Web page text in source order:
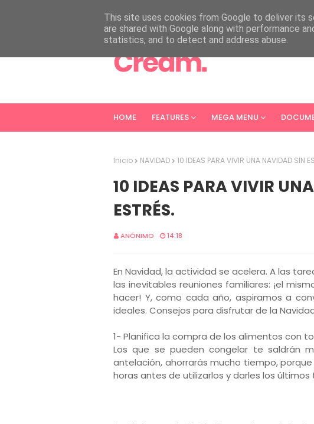
HOME FEATURES MEGA MENU
Inicio NAVIDAD 10 IDEAS PARA VIVIR UNA NAVIDAD SIN
10 IDEAS PARA VIVIR
ESTRÉS.
ANÓNIMO 14:18
En Navidad, la actividad se acelera. A las
las inevitables reuniones familiares: ¡el
hacer! Y, como cada año, aspiramos a
ideales. Consejos para disfrutar de la
1- Planifica la compra de los alimentos con
Los que se pueden congelar te saldrán
antelación, ahorrarás mucho tiempo,
horas antes de utilizarlos y darles los últimos
This site uses cookies from Google to deliver its
are shared with Google along with performance
statistics, and to detect and address abuse.